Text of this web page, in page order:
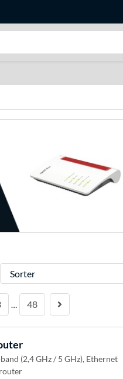
Sorter
… 48
(2,4 GHz / 5 GHz), Ethernet